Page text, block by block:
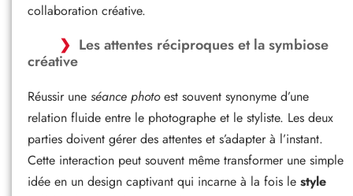
collaboration créative.
Les attentes réciproques et la symbiose
créative
Réussir une séance photoest souvent synonyme d’une
relation fluide entre le photographe et le styliste. Les deux
parties doivent gérer des attentes et s’adapter à l’instant.
Cette interaction peut souvent même transformer une simple
idée en un design captivant qui incarne à la fois le style